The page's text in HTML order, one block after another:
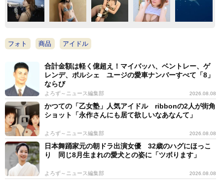
フォト 商品 アイドル
合計金額は軽く億超え！マイバッハ、ベントレー、ゲ
レンデ、ポルシェ ユージの愛車ナンバーすべて「8」
ならび
よろず～ニュース編集部 2026.08.08
かつての「乙女塾」人気アイドル ribbonの2人が街角
ショット「永作さんにも居て欲しいなあなんて」
よろず～ニュース編集部 2026.08.08
日本舞踊家元の朝ドラ出演女優 32歳のハグにほっこ
り 同じ8月生まれの愛犬との姿に「ツボります」
よろず～ニュース編集部 2026.08.08